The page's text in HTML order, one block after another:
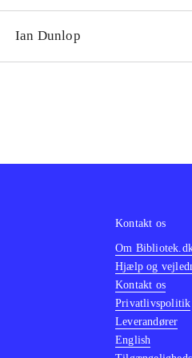
Ian Dunlop
Kontakt os
Om
Hjælp og
Kontakt os
Privatlivspolitik
Leverandører
English